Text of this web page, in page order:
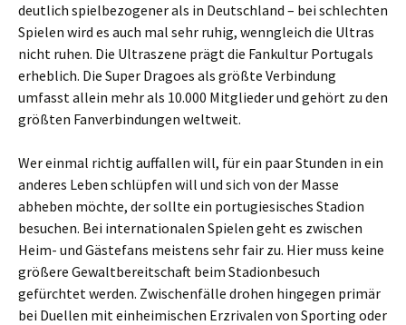
deutlich spielbezogener als in Deutschland – bei schlechten
Spielen wird es auch mal sehr ruhig, wenngleich die Ultras
nicht ruhen. Die Ultraszene prägt die Fankultur Portugals
erheblich. Die Super Dragoes als größte Verbindung
umfasst allein mehr als 10.000 Mitglieder und gehört zu den
größten Fanverbindungen weltweit.
Wer einmal richtig auffallen will, für ein paar Stunden in ein
anderes Leben schlüpfen will und sich von der Masse
abheben möchte, der sollte ein portugiesisches Stadion
besuchen. Bei internationalen Spielen geht es zwischen
Heim- und Gästefans meistens sehr fair zu. Hier muss keine
größere Gewaltbereitschaft beim Stadionbesuch
gefürchtet werden. Zwischenfälle drohen hingegen primär
bei Duellen mit einheimischen Erzrivalen von Sporting oder